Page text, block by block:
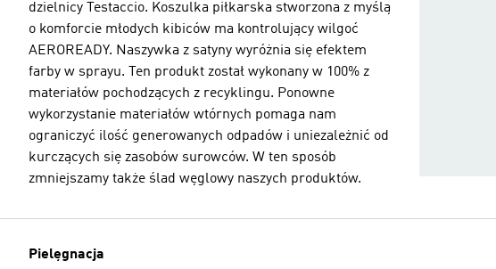
dzielnicy Testaccio. Koszulka piłkarska stworzona z myślą
o komforcie młodych kibiców ma kontrolujący wilgoć
AEROREADY. Naszywka z satyny wyróżnia się efektem
farby w sprayu. Ten produkt został wykonany w 100% z
materiałów pochodzących z recyklingu. Ponowne
wykorzystanie materiałów wtórnych pomaga nam
ograniczyć ilość generowanych odpadów i uniezależnić od
kurczących się zasobów surowców. W ten sposób
zmniejszamy także ślad węglowy naszych produktów.
Pielęgnacja